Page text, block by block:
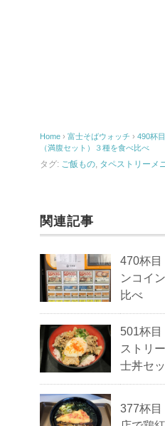
Home › 富士そばウォッチ › 490杯
（満腹セット）３種を食べ比べ
タグ: ご飯もの, タペストリーメ
関連記事
470杯目
ンコイ
比べ
501杯
ストリ
士丼セ
377杯目